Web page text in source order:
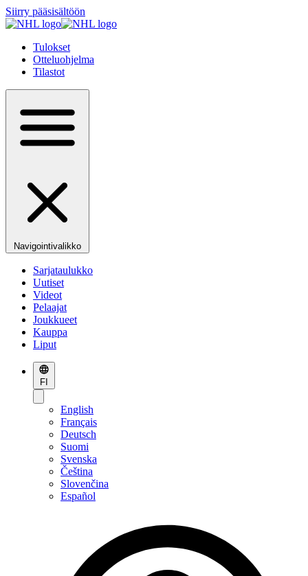
Siirry pääsisältöön
Tulokset
Otteluohjelma
Tilastot
Navigointivalikko
Sarjataulukko
Uutiset
Videot
Pelaajat
Joukkueet
Kauppa
Liput
FI
English
Français
Deutsch
Suomi
Svenska
Čeština
Slovenčina
Español